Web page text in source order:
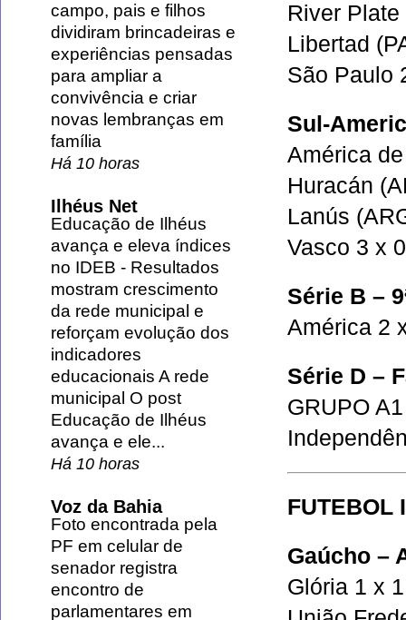
River
Libertad
São Paulo
Sul-
América
Huracán
Lanús
Vasco 3 x
Série B –
América 2
Série D –
GRUPO A1
FUTEBOL
Gaúcho –
Glória 1 x
campo, pais e filhos
dividiram brincadeiras e
experiências pensadas
para ampliar a
convivência e criar
novas lembranças em
família
Há 10 horas
Ilhéus Net
Educação de Ilhéus
avança e eleva índices
no IDEB - Resultados
mostram crescimento
da rede municipal e
reforçam evolução dos
indicadores
educacionais A rede
municipal O post
Educação de Ilhéus
avança e ele...
Há 10 horas
Voz da Bahia
Foto encontrada pela
PF em celular de
senador registra
encontro de
parlamentares em